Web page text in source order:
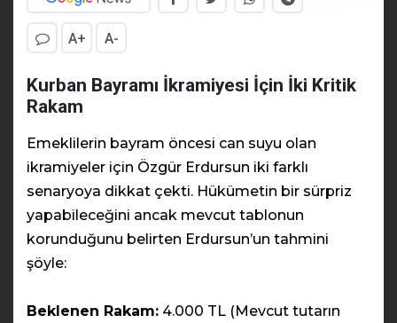
A+ A-
Kurban Bayramı İkramiyesi İçin İki Kritik
Rakam
Emeklilerin bayram öncesi can suyu olan
ikramiyeler için Özgür Erdursun iki farklı
senaryoya dikkat çekti. Hükümetin bir sürpriz
yapabileceğini ancak mevcut tablonun
korunduğunu belirten Erdursun’un tahmini
şöyle:
Beklenen Rakam: 4.000 TL (Mevcut tutarın